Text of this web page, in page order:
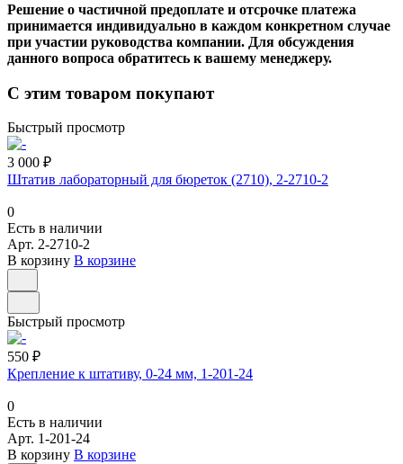
Решение о частичной предоплате и отсрочке платежа
принимается индивидуально в каждом конкретном случае
при участии руководства компании. Для обсуждения
данного вопроса обратитесь к вашему менеджеру.
С этим товаром покупают
Быстрый просмотр
3 000 ₽
Штатив лабораторный для бюреток (2710), 2-2710-2
0
Есть в наличии
Арт. 2-2710-2
В корзину В корзине
Быстрый просмотр
550 ₽
Крепление к штативу, 0-24 мм, 1-201-24
0
Есть в наличии
Арт. 1-201-24
В корзину В корзине